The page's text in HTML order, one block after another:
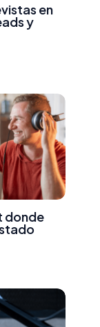
en
y
donde